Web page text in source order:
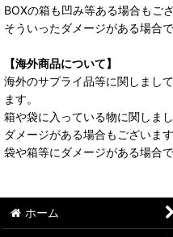
BOXの箱も凹み等ある場合もござ
そういったダメージがある場合
【海外商品について】
海外のサプライ品等に関しまし
ます。
箱や袋に入っている物に関しま
ダメージがある場合もございます
袋や箱等にダメージがある場合
ホーム